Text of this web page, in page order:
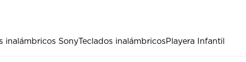
inalámbricos SonyTeclados inalámbricosPlayera Infantil